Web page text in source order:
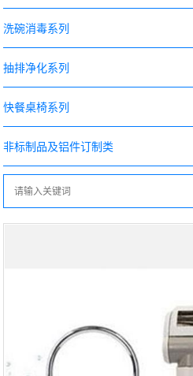
洗碗消毒系列
抽排净化系列
快餐桌椅系列
非标制品及铝件订制类